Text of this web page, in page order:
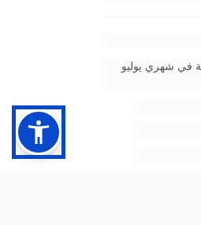
في شهري يوليو